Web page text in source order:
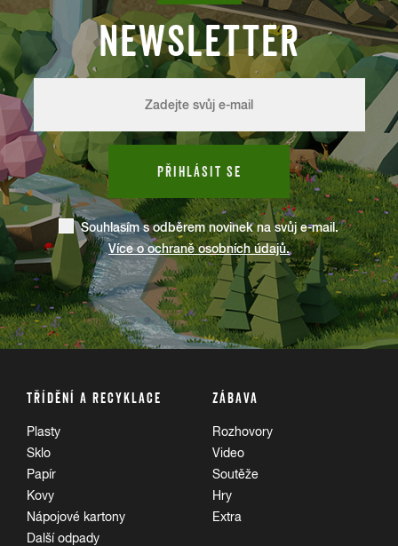
NEWSLETTER
PŘIHLÁSIT SE
Souhlasím s odběrem novinek na svůj e-mail.
Více o ochraně osobních údajů.
TŘÍDĚNÍ A RECYKLACE
Plasty
Sklo
Papír
Kovy
Nápojové kartony
Další odpady
ZÁBAVA
Rozhovory
Video
Soutěže
Hry
Extra